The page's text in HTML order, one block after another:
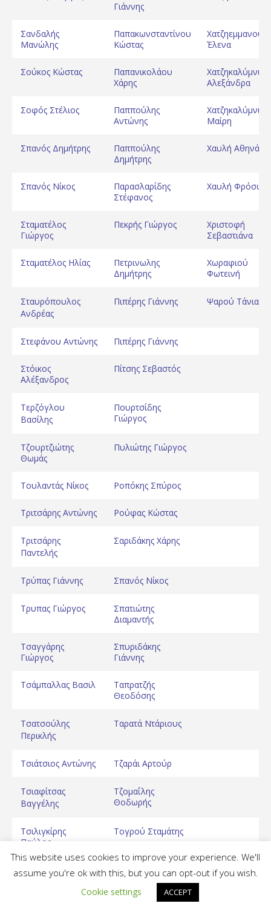
Γιάννης
Σανδαλής
Μανώλης
Παπακωνσταντίνου
Κώστας
Έλενα
Σούκος Κώστας
Παπανικολάου
Χάρης
Χατζηκαλύμνιου
Αλεξάνδρα
Σοφός Στέλιος
Παππούλης
Αντώνης
Χατζηκαλύμνιου
Μαίρη
Σπανός Δημήτρης
Παππούλης
Δημήτρης
Χαυλή Αθηνά
Σπανός Νίκος
Παρασλαρίδης
Στέφανος
Χαυλή Φρόσω
Σταματέλος
Γιώργος
Πεκρής Γιώργος
Χριστοφή
Σεβαστιάνα
Σταματέλος Ηλίας
Πετρινωλης
Δημήτρης
Χωραφιού
Φωτεινή
Σταυρόπουλος
Ανδρέας
Πιπέρης Γιάννης Ψαρού Τάνια
Στεφάνου Αντώνης Πιπέρης Γιάννης
Στόικος
Αλέξανδρος
Πίτσης Σεβαστός
Τερζόγλου
Βασίλης
Πουρτσίδης
Γιώργος
Τζουρτζιώτης
Θωμάς
Πυλιώτης Γιώργος
Τουλαντάς Νίκος Ροπόκης Σπύρος
Τριτσάρης Αντώνης Ρούφας Κώστας
Τριτσάρης
Παντελής
Σαριδάκης Χάρης
Τρύπας Γιάννης Σπανός Νίκος
Τρυπας Γιώργος
Σπατιώτης
Διαμαντής
Τσαγγάρης
Γιώργος
Σπυριδάκης
Γιάννης
Τσάμπαλλας Βασιλ
Ταπρατζής
Θεοδόσης
Τσατσούλης
Περικλής
Ταρατά Ντάριους
Τσιάτσιος Αντώνης Τζαράι Αρτούρ
Τσιαφίτσας
Βαγγέλης
Τζομαΐλης
Θοδωρής
Τσιλιγκίρης
Παύλος
Τογρού Σταμάτης
Τσουκαλάς
Μαρίνος
Τριμάτης Θοδωρής
A.E. Δικαίου Basketball © 2020
This website uses cookies to improve your experience. We'll
assume you're ok with this, but you can opt-out if you wish.
Cookie settings ACCEPT